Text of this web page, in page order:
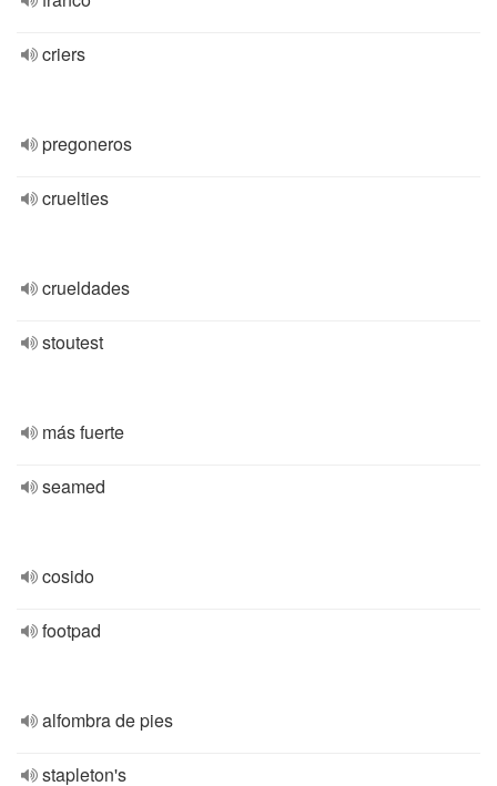
criers
pregoneros
cruelties
crueldades
stoutest
más fuerte
seamed
cosido
footpad
alfombra de pies
stapleton's